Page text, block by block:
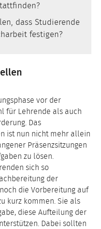
dass Studierende
festigen?
vor der
für Lehrende als auch
Das
ist nun nicht mehr allein
Präsenzsitzungen
zu lösen.
sich so
der
die Vorbereitung auf
kurz kommen. Sie als
diese Aufteilung der
Dabei sollten